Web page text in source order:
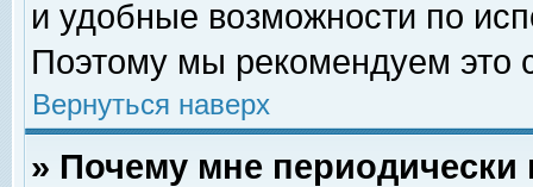
и удобные возможности по
Поэтому мы рекомендуем это
Вернуться наверх
» Почему мне